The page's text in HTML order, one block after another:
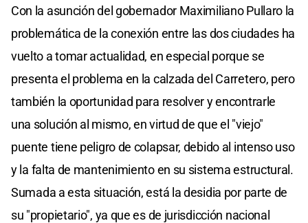
Con la asunción del gobernador Maximiliano Pullaro la
problemática de la conexión entre las dos ciudades ha
vuelto a tomar actualidad, en especial porque se
presenta el problema en la calzada del Carretero, pero
también la oportunidad para resolver y encontrarle
una solución al mismo, en virtud de que el "viejo"
puente tiene peligro de colapsar, debido al intenso uso
y la falta de mantenimiento en su sistema estructural.
Sumada a esta situación, está la desidia por parte de
su "propietario", ya que es de jurisdicción nacional